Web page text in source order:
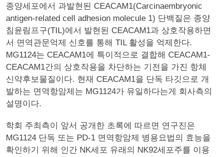
종양세포에서 과발현된 CEACAM1(Carcinaembryonic
antigen-related cell adhesion molecule 1) 단백질은 종양
침윤림프구(TIL)에서 발현된 CEACAM1과 상호작용하면
서 면역관문억제 신호를 통해 TIL 활성을 억제한다.
MG1124는 CEACAM1에 특이적으로 결합해 CEACAM1-
CEACAM1간의 상호작용을 차단하는 기전을 가진 항체
신약후보물질이다. 현재 CEACAM1을 단독 타깃으로 개
발하는 면역항암제는 MG1124가 유일하다는게 회사측의
설명이다.
학회 주최측이 앞서 공개한 초록에 따르면 연구진은
MG1124 단독 또는 PD-1 면역항암제 병용요법의 효능을
확인하기 위해 인간 NK세포 유래의 NK92세포주를 이용